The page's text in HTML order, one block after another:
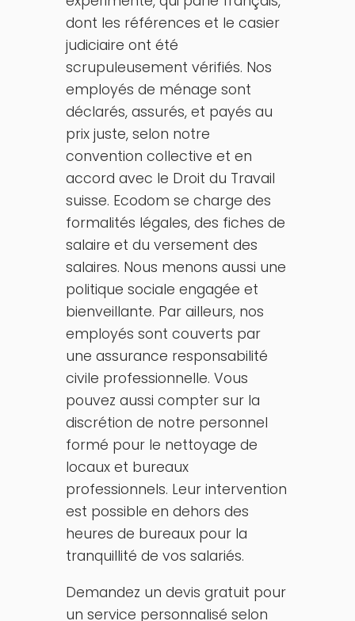
dont les références et le casier
judiciaire ont été
scrupuleusement vérifiés. Nos
employés de ménage sont
déclarés, assurés, et payés au
prix juste, selon notre
convention collective et en
accord avec le Droit du Travail
suisse. Ecodom se charge des
formalités légales, des fiches de
salaire et du versement des
salaires. Nous menons aussi une
politique sociale engagée et
bienveillante. Par ailleurs, nos
employés sont couverts par
une assurance responsabilité
civile professionnelle. Vous
pouvez aussi compter sur la
discrétion de notre personnel
formé pour le nettoyage de
locaux et bureaux
professionnels. Leur intervention
est possible en dehors des
heures de bureaux pour la
tranquillité de vos salariés.
Demandez un devis gratuit pour
un service personnalisé selon